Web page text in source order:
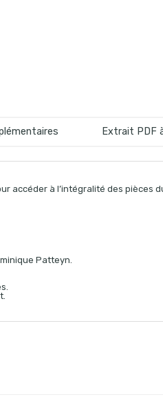
Extrait PDF
accéder à l’intégralité des pièces
Patteyn.